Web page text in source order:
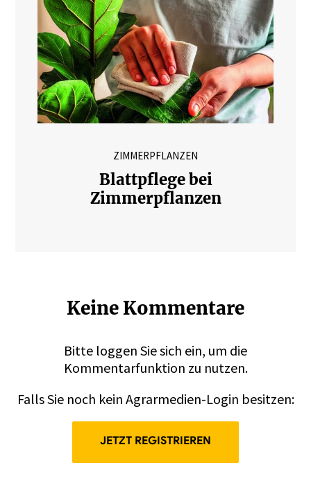
ZIMMERPFLANZEN
Blattpflege bei
Zimmerpflanzen
Keine Kommentare
Bitte loggen Sie sich ein, um die
Kommentarfunktion zu nutzen.
Falls Sie noch kein Agrarmedien-Login besitzen:
JETZT REGISTRIEREN